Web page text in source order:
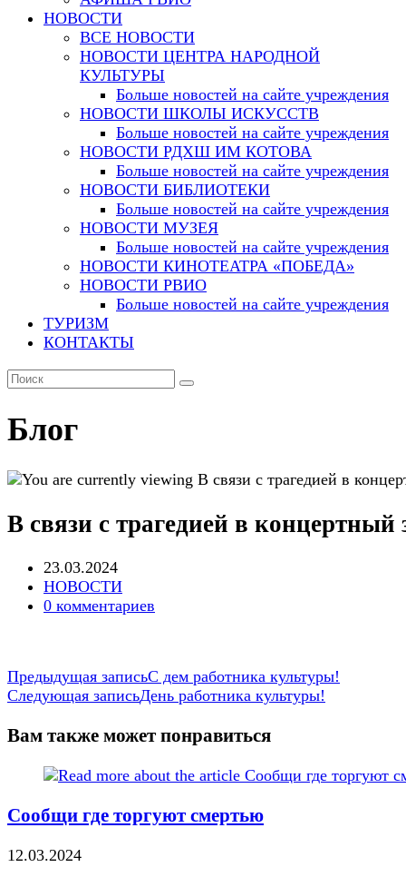
НОВОСТИ
ВСЕ НОВОСТИ
НОВОСТИ ЦЕНТРА НАРОДНОЙ
КУЛЬТУРЫ
Больше новостей на сайте учреждения
НОВОСТИ ШКОЛЫ ИСКУССТВ
Больше новостей на сайте учреждения
НОВОСТИ РДХШ ИМ КОТОВА
Больше новостей на сайте учреждения
НОВОСТИ БИБЛИОТЕКИ
Больше новостей на сайте учреждения
НОВОСТИ МУЗЕЯ
Больше новостей на сайте учреждения
НОВОСТИ КИНОТЕАТРА «ПОБЕДА»
НОВОСТИ РВИО
Больше новостей на сайте учреждения
ТУРИЗМ
КОНТАКТЫ
Блог
В связи с трагедией в
Запись
опубликована:
23.03.2024
Post
category:
НОВОСТИ
Post
0 комментариев
Еще
статьи
Предыдущая записьС дем работника культуры!
Следующая записьДень работника культуры!
Вам также может понравиться
Сообщи где торгуют смертью
12.03.2024